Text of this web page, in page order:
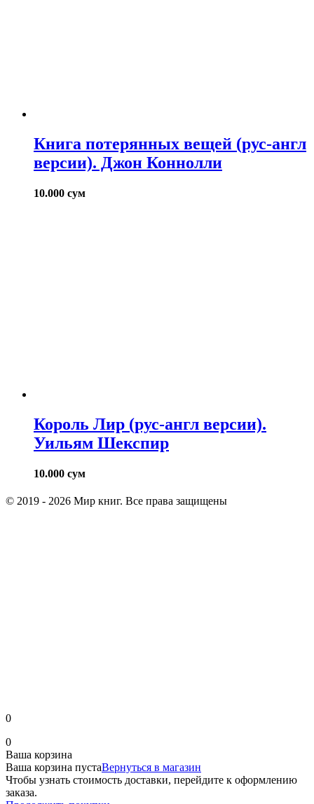
Книга потерянных вещей (рус-англ
версии). Джон Коннолли
10.000 сум
Король Лир (рус-англ версии).
Уильям Шекспир
10.000 сум
© 2019 - 2026 Мир книг. Все права защищены
0
0
Ваша корзина
Ваша корзина пустаВернуться в магазин
Чтобы узнать стоимость доставки, перейдите к оформлению
заказа.